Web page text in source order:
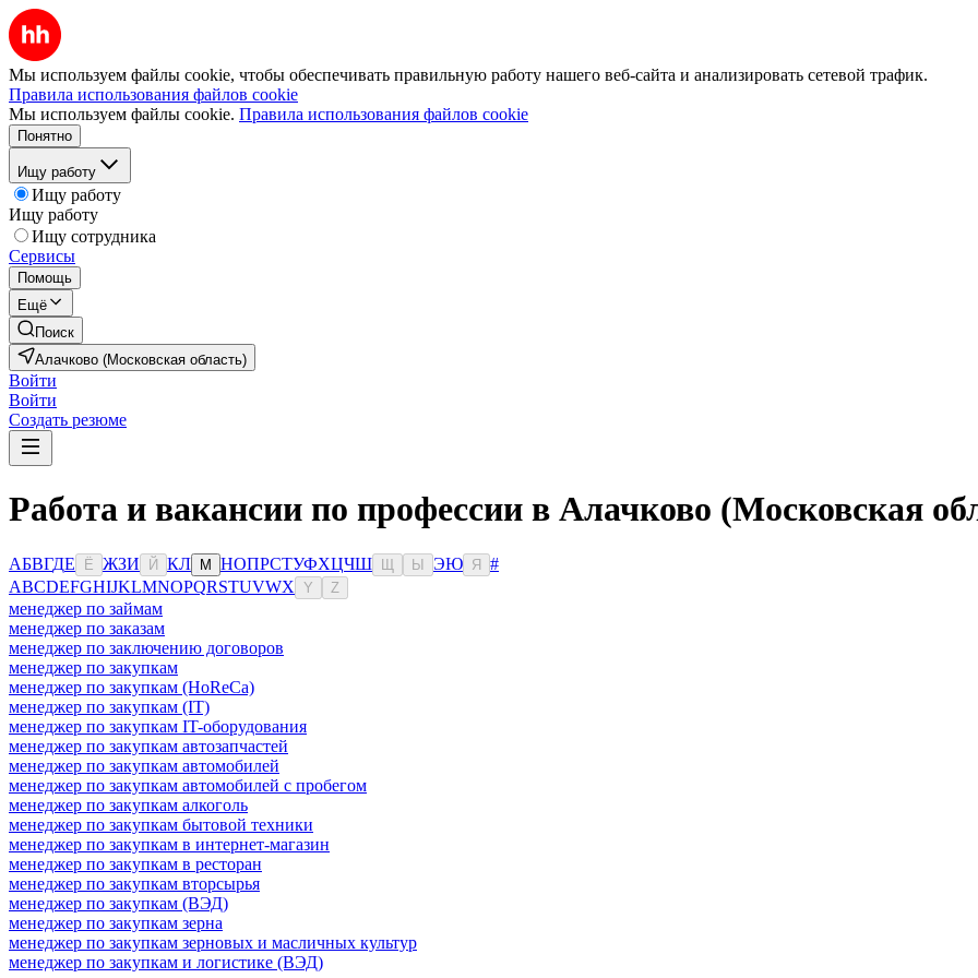
Мы используем файлы cookie, чтобы обеспечивать правильную работу нашего веб-сайта и анализировать сетевой трафик.
Правила использования файлов cookie
Мы используем файлы cookie. Правила использования файлов cookie
Понятно
Ищу работу
Ищу работу
Ищу работу
Ищу сотрудника
Сервисы
Помощь
Ещё
Поиск
Алачково (Московская область)
Войти
Войти
Создать резюме
Работа и вакансии по профессии в Алачково (Московская
АБВГДЕ Ё ЖЗИ Й КЛ М НОПРСТУФХЦЧШ Ы ЭЮ Я
#
ABCDEFGHIJKLMNOPQRSTUVWX Y Z
менеджер по займам
менеджер по заказам
менеджер по заключению договоров
менеджер по закупкам
менеджер по закупкам (HoReCa)
менеджер по закупкам (IT)
менеджер по закупкам IT-оборудования
менеджер по закупкам автозапчастей
менеджер по закупкам автомобилей
менеджер по закупкам автомобилей с пробегом
менеджер по закупкам алкоголь
менеджер по закупкам бытовой техники
менеджер по закупкам в интернет-магазин
менеджер по закупкам в ресторан
менеджер по закупкам вторсырья
менеджер по закупкам (ВЭД)
менеджер по закупкам зерна
менеджер по закупкам зерновых и масличных культур
менеджер по закупкам и логистике (ВЭД)